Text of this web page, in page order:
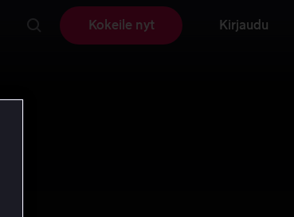
Kokeile nyt Kirjaudu